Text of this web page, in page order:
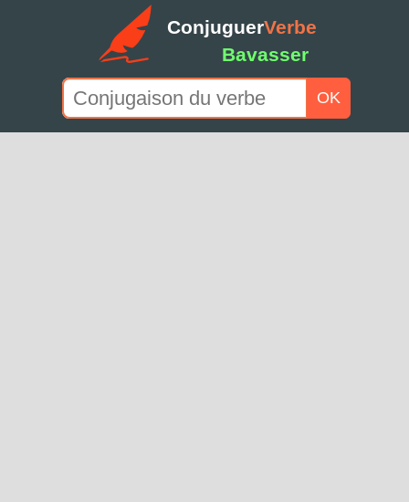
ConjuguerVerbe
Bavasser
OK